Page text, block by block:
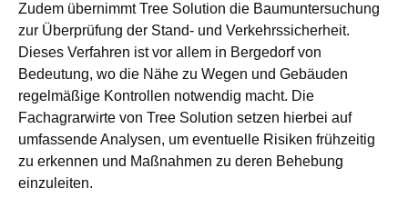
Zudem übernimmt Tree Solution die Baumuntersuchung
zur Überprüfung der Stand- und Verkehrssicherheit.
Dieses Verfahren ist vor allem in Bergedorf von
Bedeutung, wo die Nähe zu Wegen und Gebäuden
regelmäßige Kontrollen notwendig macht. Die
Fachagrarwirte von Tree Solution setzen hierbei auf
umfassende Analysen, um eventuelle Risiken frühzeitig
zu erkennen und Maßnahmen zu deren Behebung
einzuleiten.